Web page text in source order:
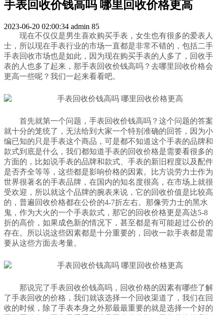
手表回收价钱高吗 哪里回收价格更高
2023-06-20 02:00:34 admin 85
现在不仅仅是男生喜欢购买手表，女生也有很多的爱表人
士，所以现在手表行业的市场一直都是非常不错的，包括二手
手表回收市场也是如此，因为现在购买手表的人多了，回收手
表的人也多了起来，那手表回收价钱高吗？去哪里回收价格会
更高一些呢？我们一起来看看吧。
首先就第一个问题，手表回收价钱高吗？这个问题的答案
就十分的笼统了，无法给到大家一个特别准确的回答，因为小
编已知的只是手表这个商品，可是都不知道这个手表的品牌和
款式到底是什么，我们都知道手表的回收价格是需要看很多的
方面的，比如说手表的品牌和款式、手表的新旧程度以及配件
是否齐全等等，这些都是影响价格的因素。比方说劳力士作为
世界很著名的手表品牌，在国内的知名度很高，在市场上就很
受欢迎，所以就这个品牌的腕表来说，它的回收价值是比较高
的，普遍回收价格都在公价的4-7折左右。那像劳力士的黑水
鬼，作为大火的一个手表款式，那它的回收价格更是高达5-8
折的高价，如果成色新的情况下，甚至都是有可能超过公价的
存在。所以说这些因素都是十分重要的，回收一款手表都是需
要从这些方面去考量。
那说完了手表回收价钱高吗，回收价格的因素有哪些了解
了手表回收的价格，我们就该选择一个回收渠道了，我们在回
收的时候，除了手表本身之外那最最重要的就是选择一个好的